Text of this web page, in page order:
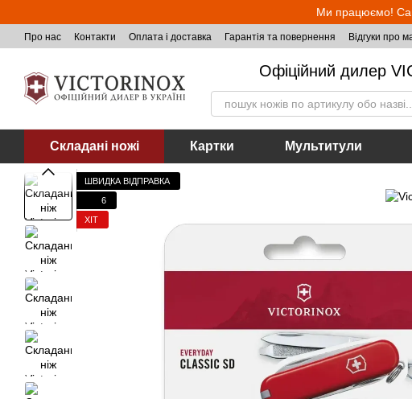
Ми працюємо!
Про нас Контакти Оплата і доставка Гарантія та повернення Відгуки про
Офіційний дилер
Складані ножі Картки Мультитули
ШВИДКА ВІДПРАВКА
6
ХІТ